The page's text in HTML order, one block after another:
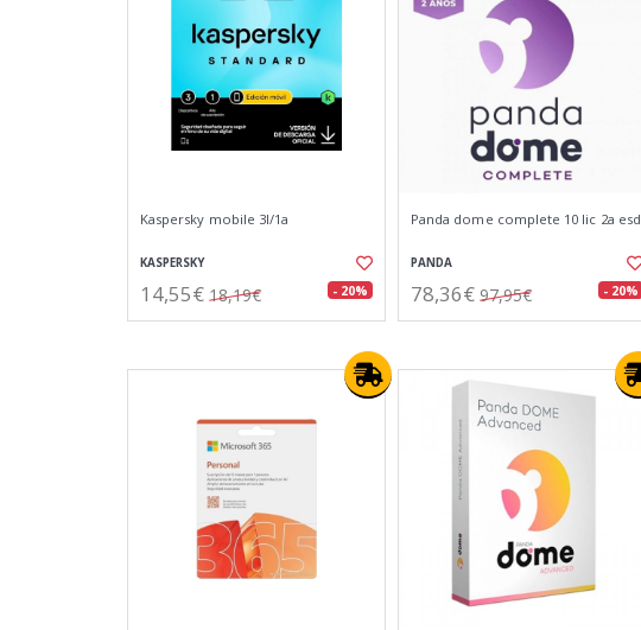
Kaspersky mobile 3l/1a
KASPERSKY
14,55€ 18,19€ - 20%
Panda dome complete 10 lic 2a esd
PANDA
78,36€ 97,95€ - 20%